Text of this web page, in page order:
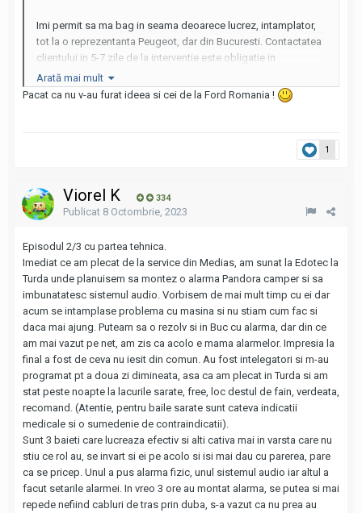
Imi permit sa ma bag in seama deoarece lucrez, intamplator,
tot la o reprezentanta Peugeot, dar din Bucuresti. Contactatea
clientului in 5-7 zile de la interventie este obligatie in
standardul de marca. La intervale de timp importatorul oficial
din Ro face si el sondajul lui pentru a vedea daca
Arată mai mult
Pacat ca nu v-au furat ideea si cei de la Ford Romania !
1
Viorel K 334
Publicat 8 Octombrie, 2023
Episodul 2/3 cu partea tehnica.
Imediat ce am plecat de la service din Medias, am sunat la Edotec la
Turda unde planuisem sa montez o alarma Pandora camper si sa
imbunatatesc sistemul audio. Vorbisem de mai mult timp cu ei dar
acum se intamplase problema cu masina si nu stiam cum fac si
daca mai ajung. Puteam sa o rezolv si in Buc cu alarma, dar din ce
am mai vazut pe net, am zis ca acolo e mama alarmelor. Impresia la
final a fost de ceva nu iesit din comun. Au fost intelegatori si m-au
programat pt a doua zi dimineata, asa ca am plecat in Turda si am
stat peste noapte la lacurile sarate, free, loc destul de fain, verdeata,
recomand. (Atentie, pentru baile sarate sunt cateva indicatii
medicale si o sumedenie de contraindicatii).
Sunt 3 baieti care lucreaza efectiv si alti cativa mai in varsta care nu
stiu ce rol au, se invart si ei pe acolo si isi mai dau cu parerea, pare
ca se pricep. Unul a pus alarma fizic, unul sistemul audio iar altul a
facut setarile alarmei. In vreo 3 ore au montat alarma, se putea si mai
repede nefiind cabluri de tras prin duba, s-a vazut ca nu prea au